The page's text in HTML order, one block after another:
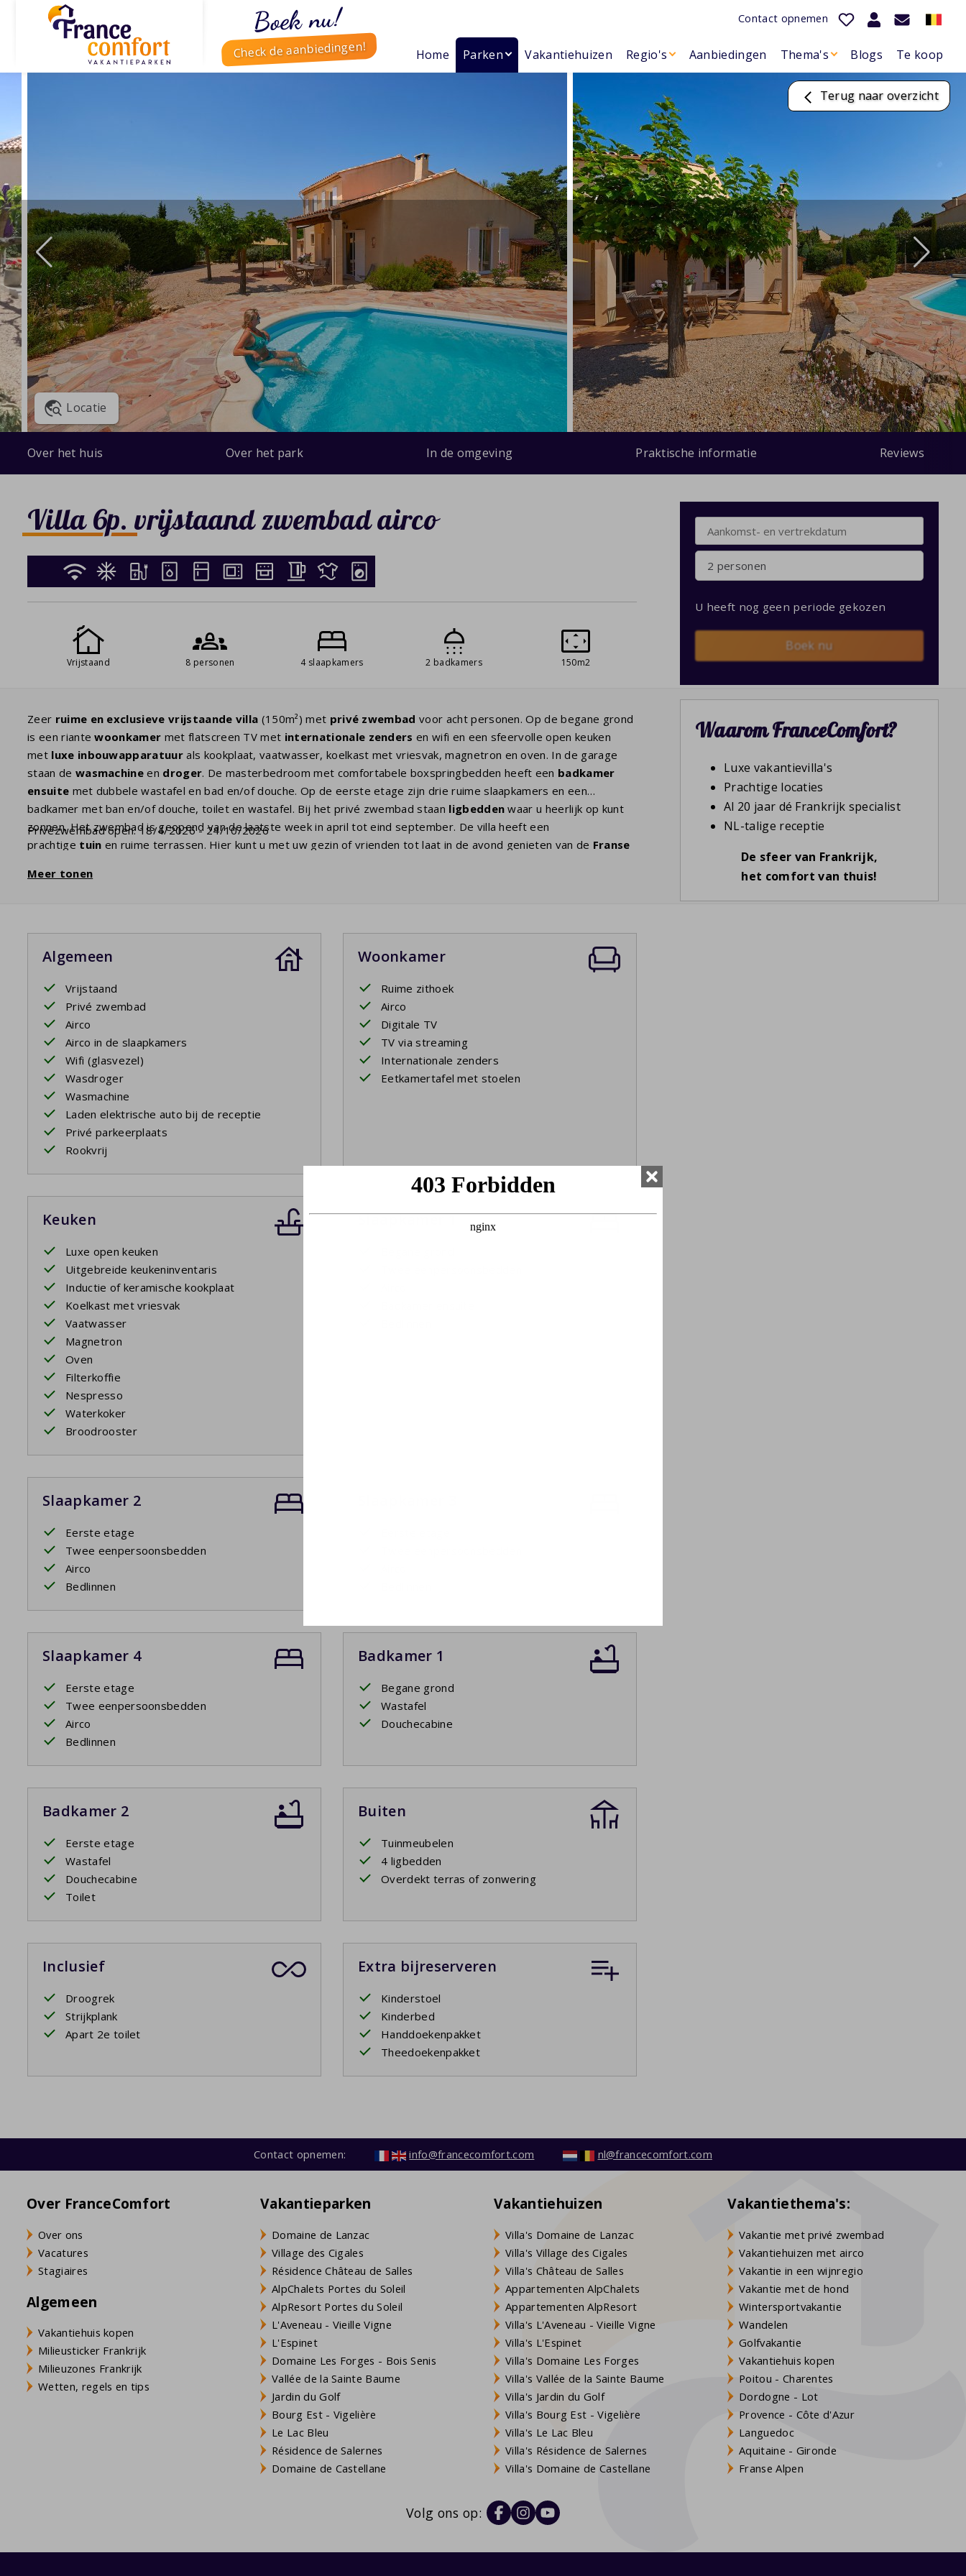
Boek nu!
Check de aanbiedingen!
Contact opnemen
Home Parken Vakantiehuizen Regio's Aanbiedingen Thema's Blogs Te koop
Terug naar overzicht
Locatie
Over het huis Over het park In de omgeving Praktische informatie Reviews
Villa 6p. vrijstaand zwembad airco
Vrijstaand 8 personen 4 slaapkamers 2 badkamers 150m2
Zeer ruime en exclusieve vrijstaande villa (150m²) met privé zwembad voor acht personen. Op de begane grond
is een riantewoonkamer met flatscreen TV met internationale zenders en wifi en een sfeervolle open keuken
met luxe inbouwapparatuurals kookplaat, vaatwasser, koelkast met vriesvak, magnetron en oven. In de garage
staan de wasmachine en droger. De masterbedroom met comfortabele boxspringbedden heeft een badkamer
ensuite met dubbele wastafel en bad en/of douche. Op de eerste etage zijn drie ruime slaapkamers en een
badkamer met ban en/of douche, toilet en wastafel. Bij het privé zwembad staan ligbedden waar u heerlijk op kunt
zonnen. Het zwembad is geopend van de laatste week in april tot eind september. De villa heeft een
prachtige tuin en ruime terrassen. Hier kunt u met uw gezin of vrienden tot laat in de avond genieten van de Franse
dan dient u dit vooraf te selecteren bij de huiskenmerken op de overzichtspagina van alle huizen van dit park.
Privézwembad open: 18/4/2026 - 24/10/2026
Meer tonen
Algemeen
Vrijstaand
Privé zwembad
Airco
Airco in de slaapkamers
Wifi (glasvezel)
Wasdroger
Wasmachine
Laden elektrische auto bij de receptie
Privé parkeerplaats
Rookvrij
Woonkamer
Ruime zithoek
Airco
Digitale TV
TV via streaming
Internationale zenders
Eetkamertafel met stoelen
Keuken
Luxe open keuken
Uitgebreide keukeninventaris
Inductie of keramische kookplaat
Koelkast met vriesvak
Vaatwasser
Magnetron
Oven
Filterkoffie
Nespresso
Waterkoker
Broodrooster
Slaapkamer 1
Slaapkamer 2
Eerste etage
Twee eenpersoonsbedden
Airco
Bedlinnen
Slaapkamer 4
Eerste etage
Twee eenpersoonsbedden
Airco
Bedlinnen
Badkamer 1
Begane grond
Wastafel
Douchecabine
Badkamer 2
Eerste etage
Wastafel
Douchecabine
Toilet
Buiten
Tuinmeubelen
4 ligbedden
Overdekt terras of zonwering
Inclusief
Droogrek
Strijkplank
Apart 2e toilet
Extra bijreserveren
Kinderstoel
Kinderbed
Handdoekenpakket
Theedoekenpakket
2 personen
U heeft nog geen periode gekozen
Boek nu
Waarom FranceComfort?
Luxe vakantievilla's
Prachtige locaties
Al 20 jaar dé Frankrijk specialist
NL-talige receptie
De sfeer van Frankrijk,
het comfort van thuis!
Contact opnemen: info@francecomfort.com nl@francecomfort.com
Over FranceComfort
Over ons
Vacatures
Stagiaires
Algemeen
Vakantiehuis kopen
Milieusticker Frankrijk
Milieuzones Frankrijk
Wetten, regels en tips
Vakantieparken
Domaine de Lanzac
Village des Cigales
Résidence Château de Salles
AlpChalets Portes du Soleil
AlpResort Portes du Soleil
L'Aveneau - Vieille Vigne
L'Espinet
Domaine Les Forges - Bois Senis
Vallée de la Sainte Baume
Jardin du Golf
Bourg Est - Vigelière
Le Lac Bleu
Résidence de Salernes
Domaine de Castellane
Vakantiehuizen
Villa's Domaine de Lanzac
Villa's Village des Cigales
Villa's Château de Salles
Appartementen AlpChalets
Appartementen AlpResort
Villa's L'Aveneau - Vieille Vigne
Villa's L'Espinet
Villa's Domaine Les Forges
Villa's Vallée de la Sainte Baume
Villa's Jardin du Golf
Villa's Bourg Est - Vigelière
Villa's Le Lac Bleu
Villa's Résidence de Salernes
Villa's Domaine de Castellane
Vakantiethema's:
Vakantie met privé zwembad
Vakantiehuizen met airco
Vakantie in een wijnregio
Vakantie met de hond
Wintersportvakantie
Wandelen
Golfvakantie
Vakantiehuis kopen
Poitou - Charentes
Dordogne - Lot
Provence - Côte d'Azur
Languedoc
Aquitaine - Gironde
Franse Alpen
Volg ons op: